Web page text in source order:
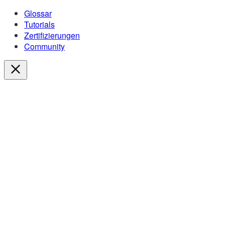
Glossar
Tutorials
Zertifizierungen
Community